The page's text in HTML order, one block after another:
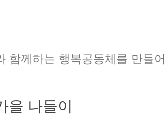
함께하는 행복공동체를 만들
을 나들이